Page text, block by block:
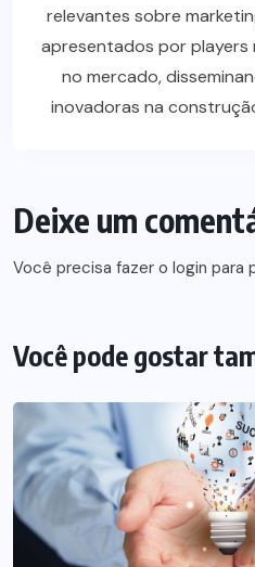
relevantes sobre
apresentados por players
no mercado,
inovadoras na
Deixe um
Você precisa fazer o login para
Você pode gostar